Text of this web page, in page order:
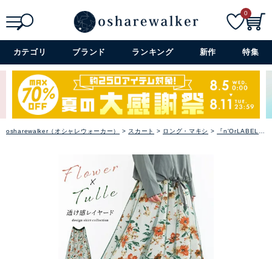
詳細検索+
0
カテゴリ ブランド ランキング 新作 特集
セレモニー・オケージョン
アイテム特集
SALE
雑誌掲載アイテム
閉じる
osharewalker（オシャレウォーカー） スカート ロング・マキシ 『n'OrLABEL花柄プリントチュールレイヤードスカート』【メール便不可】【20】